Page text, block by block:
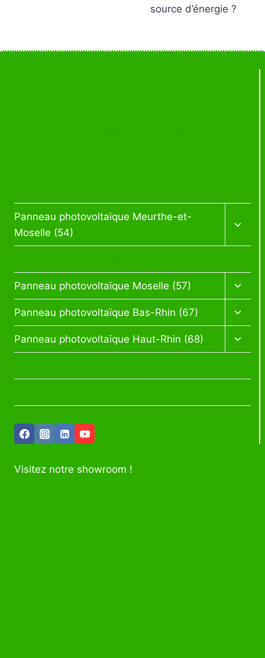
source d’énergie ?
Panneau photovoltaïque Meurthe-et-
Moselle (54)
Panneau photovoltaïque Moselle (57)
Panneau photovoltaïque Bas-Rhin (67)
Panneau photovoltaïque Haut-Rhin (68)
Visitez notre showroom !